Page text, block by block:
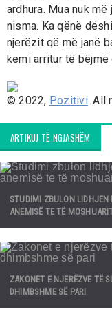
ardhura. Mua nuk
nisma. Ka qënë
njerëzit që më janë
kemi arritur të bëjmë
© 2022, Pozitivi. All
ARTIKUJ TË NGJASHËM
STUDIMI ZBULON LIDHJEN
ANEMISË TE TË
ZAKONET E NJERËZVE TË
DHIMBSHME SË PARI